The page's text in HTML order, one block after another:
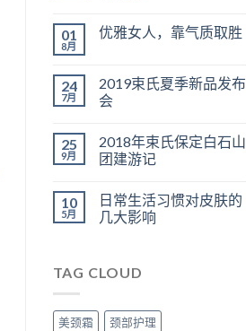
01
8月
优雅女人，靠气质取胜
24
7月
2019束氏夏季新品发布
会
25
9月
2018年束氏保定白石山
团建游记
10
5月
日常生活习惯对皮肤的
几大影响
TAG CLOUD
美颈霜 颈部护理